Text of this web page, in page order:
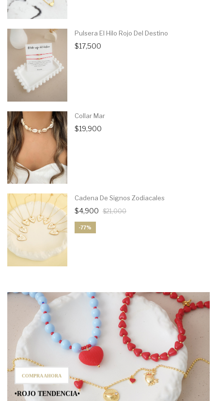
Pulsera El Hilo Rojo Del Destino
$17,500
Collar Mar
$19,900
Cadena De Signos Zodiacales
$4,900 $21,000
-77%
COMPRA AHORA
•ROJO TENDENCIA•